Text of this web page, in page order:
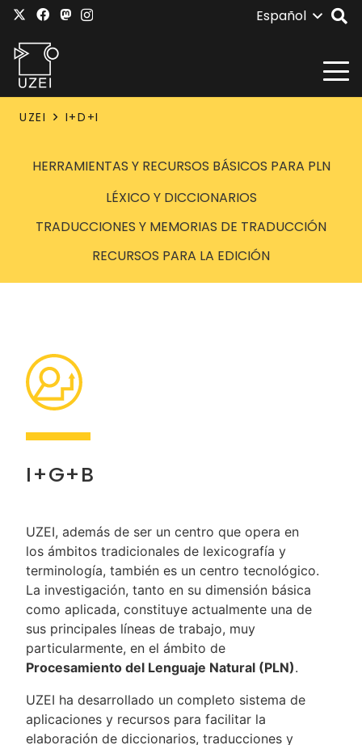
Español
UZEI I+D+I
HERRAMIENTAS Y RECURSOS BÁSICOS PARA PLN
LÉXICO Y DICCIONARIOS
TRADUCCIONES Y MEMORIAS DE TRADUCCIÓN
RECURSOS PARA LA EDICIÓN
I+G+B
UZEI, además de ser un centro que opera en
los ámbitos tradicionales de lexicografía y
terminología, también es un centro tecnológico.
La investigación, tanto en su dimensión básica
como aplicada, constituye actualmente una de
sus principales líneas de trabajo, muy
particularmente, en el ámbito de
Procesamiento del Lenguaje Natural (PLN).
UZEI ha desarrollado un completo sistema de
aplicaciones y recursos para facilitar la
elaboración de diccionarios, traducciones y